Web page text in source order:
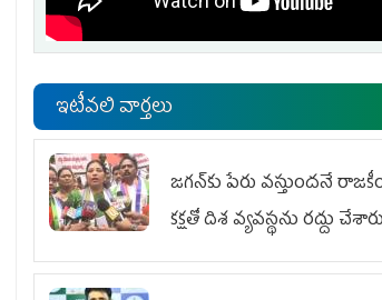
ఇటీవలి వార్తలు
జగన్‌కు పేరు వస్తుందనే
కక్షతో దిశ వ్య‌వ‌స్థ‌ను రద్దు చేశారు